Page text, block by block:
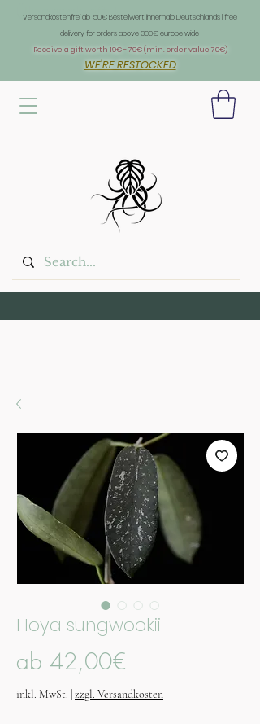
Überschrift 1
Versandkostenfrei ab 150€ Bestellwert innerhalb Deutschlands | free
delivery for orders above 300€ europe wide
Receive a gift worth 19€ - 79€ (min. order value 70€)
WE'RE RESTOCKED
Hoya sungwookii
ab 42,00€
Preis
inkl. MwSt. zzgl. Versandkosten